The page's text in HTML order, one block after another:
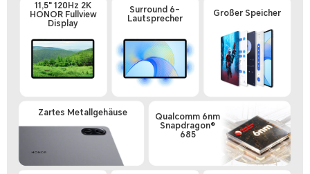
Qualcomm 6nm
Snapdragon®
685
11,5" 120Hz 2K
HONOR Fullview
Display
Großer Speicher
Surround 6-
Lautsprecher
Zartes Metallgehäuse